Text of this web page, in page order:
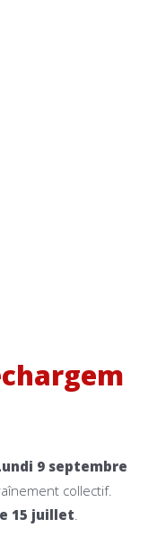
9 septembre
collectif.
15 juillet